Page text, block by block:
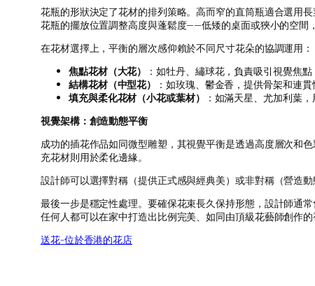
花瓶的形狀決定了花材的排列策略。高而窄的直筒瓶適合選用
花瓶的擺放位置調整高度與蓬鬆度——低矮的桌面或狹小的空間
在花材選擇上，平衡的層次感仰賴於不同尺寸花朵的協調運用：
焦點花材（大花）
：如牡丹、繡球花，負責吸引視覺焦點
結構花材（中型花）
：如玫瑰、鬱金香，提供骨架和連貫
填充與柔化花材（小花或葉材）
：如滿天星、尤加利葉
視覺架構：創造動態平衡
成功的插花作品如同微型雕塑，其視覺平衡是透過高度層次和
充花材則用於柔化邊緣。
設計師可以選擇對稱（提供正式感與經典美）或非對稱（營造
最後一步是穩定性處理。要確保花束長久保持形態，設計師通
任何人都可以在家中打造出比例完美、如同由頂級花藝師創作的
送花-位於香港的花店